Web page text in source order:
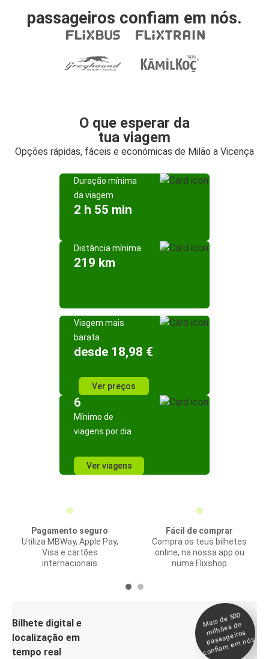
passageiros confiam em nós.
O que esperar da
tua viagem
Opções rápidas, fáceis e económicas de Milão a Vicença
Duração mínima
da viagem
2 h 55 min
Distância mínima
219 km
Viagem mais
barata
desde 18,98 €
Ver preços
6
Mínimo de
viagens por dia
Ver viagens
Pagamento seguro
Utiliza MBWay, Apple Pay,
Visa e cartões
internacionais
Fácil de comprar
Compra os teus bilhetes
online, na nossa app ou
numa Flixshop
Bilhete digital e
localização em
tempo real
Mais de 500
milhões de
passageiros
confia
m e
m nós